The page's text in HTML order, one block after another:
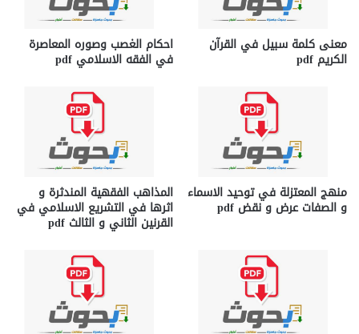
معنى كلمة سبيل في القرآن
الكريم pdf
احكام الغصب وصوره المعاصرة
في الفقه الاسلامي pdf
منهج المعتزلة في توحيد الاسماء
و الصفات عرض و نقض pdf
المذاهب الفقهية المندثرة و
اثرها في التشريع الاسلامي في
القرنين الثاني و الثالث pdf